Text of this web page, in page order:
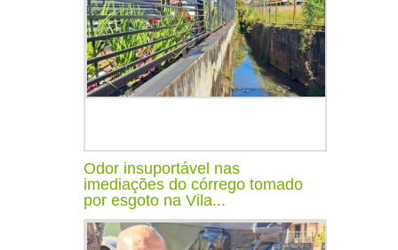
Odor insuportável nas
imediações do córrego tomado
por esgoto na Vila...